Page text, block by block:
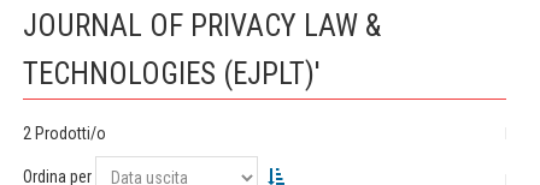
JOURNAL OF PRIVACY LAW &
TECHNOLOGIES (EJPLT)'
2 Prodotti/o
Ordina per